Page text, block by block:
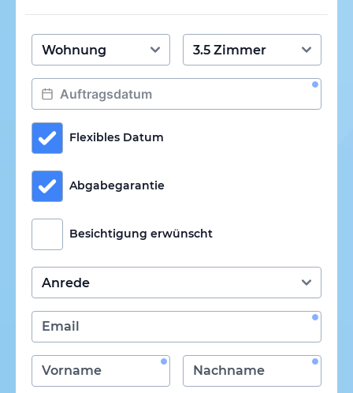
Flexibles Datum
Abgabegarantie
Besichtigung erwünscht